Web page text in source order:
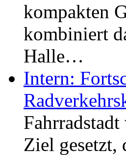
kompakten
kombiniert
Halle…
Intern:
Ziel gesetzt,